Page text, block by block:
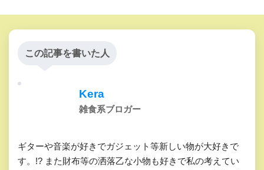
この記事を書いた人
Kera
雑食系ブロガー
ギターや音楽が好きでガジェット等新しい物が大好きで
す。!? また財布等の洒落乙な小物も好きで私の考えてい